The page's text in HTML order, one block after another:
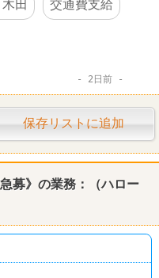
田 交通費支給
2日前
保存リストに追加
募》の業務：（ハロー